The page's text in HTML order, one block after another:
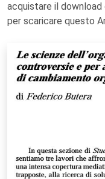
acquistare il download
per scaricare questo